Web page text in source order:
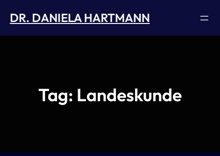
DR. DANIELA HARTMANN
Tag: Landeskunde